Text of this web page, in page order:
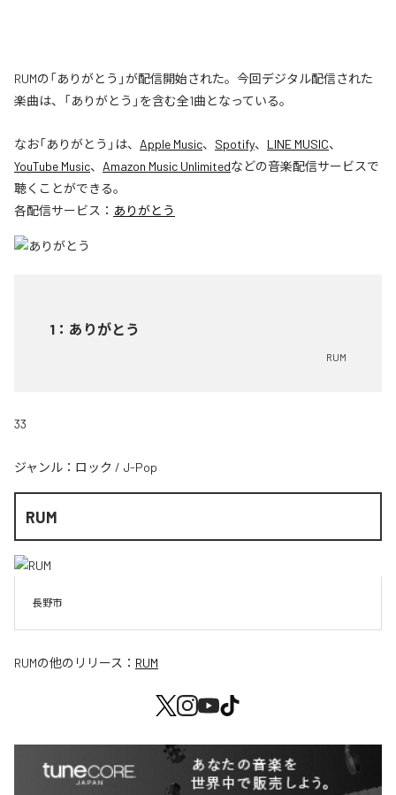
RUMの「ありがとう」が配信開始された。今回デジタル配信された
楽曲は、「ありがとう」を含む全1曲となっている。
なお「ありがとう 」は、 Apple Music、 Spotify、 LINE MUSIC、
YouTube Music、 Amazon Music Unlimitedなどの音楽配信サービスで
聴くことができる。
各配信サービス： ありがとう
1 ： ありがとう
RUM
33
ジャンル： ロック / J-Pop
RUM
長野市
RUMの他のリリース： RUM